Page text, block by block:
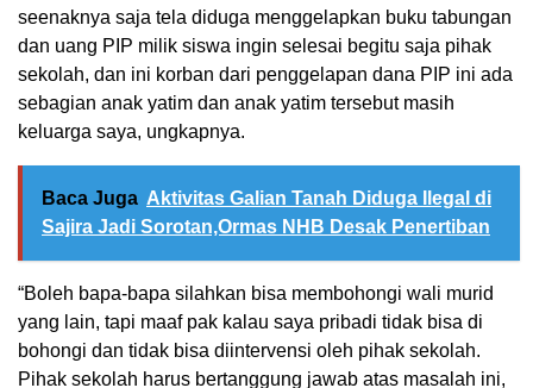
seenaknya saja tela diduga menggelapkan buku tabungan
dan uang PIP milik siswa ingin selesai begitu saja pihak
sekolah, dan ini korban dari penggelapan dana PIP ini ada
sebagian anak yatim dan anak yatim tersebut masih
keluarga saya, ungkapnya.
Baca Juga Aktivitas Galian Tanah Diduga Ilegal di
Sajira Jadi Sorotan,Ormas NHB Desak Penertiban
“Boleh bapa-bapa silahkan bisa membohongi wali murid
yang lain, tapi maaf pak kalau saya pribadi tidak bisa di
bohongi dan tidak bisa diintervensi oleh pihak sekolah.
Pihak sekolah harus bertanggung jawab atas masalah ini,